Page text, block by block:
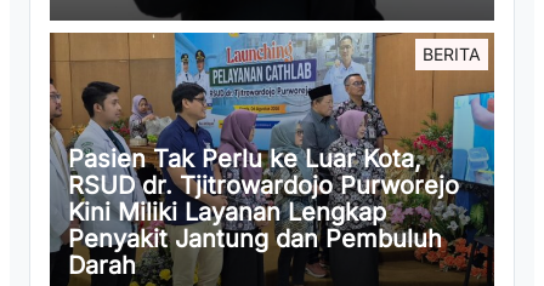
BERITA
Pasien Tak Perlu ke Luar Kota,
RSUD dr. Tjitrowardojo Purworejo
Kini Miliki Layanan Lengkap
Penyakit Jantung dan Pembuluh
Darah